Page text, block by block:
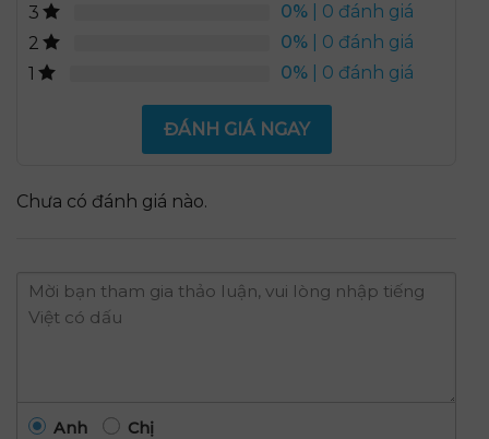
3
0% | 0 đánh giá
2
0% | 0 đánh giá
1
0% | 0 đánh giá
ĐÁNH GIÁ NGAY
Chưa có đánh giá nào.
Anh Chị